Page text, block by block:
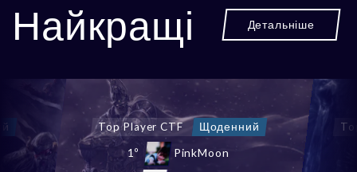
Найкращі Детальніше
Top Chaos Castle Щоденний
1º shEvaSL